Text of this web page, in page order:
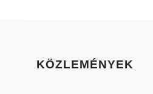
KÖZLEMÉNYEK